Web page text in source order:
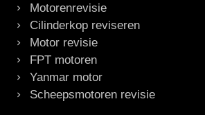
Motorenrevisie
Cilinderkop reviseren
Motor revisie
FPT motoren
Yanmar motor
Scheepsmotoren revisie